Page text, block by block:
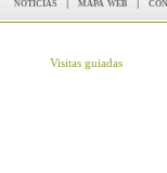
Visitas guiadas